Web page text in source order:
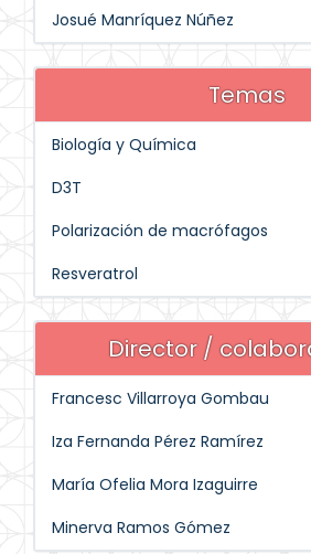
Josué Manríquez Núñez
Temas
Biología y Química
D3T
Polarización de macrófagos
Resveratrol
Director /
Francesc Villarroya Gombau
Iza Fernanda Pérez Ramírez
María Ofelia Mora Izaguirre
Minerva Ramos Gómez